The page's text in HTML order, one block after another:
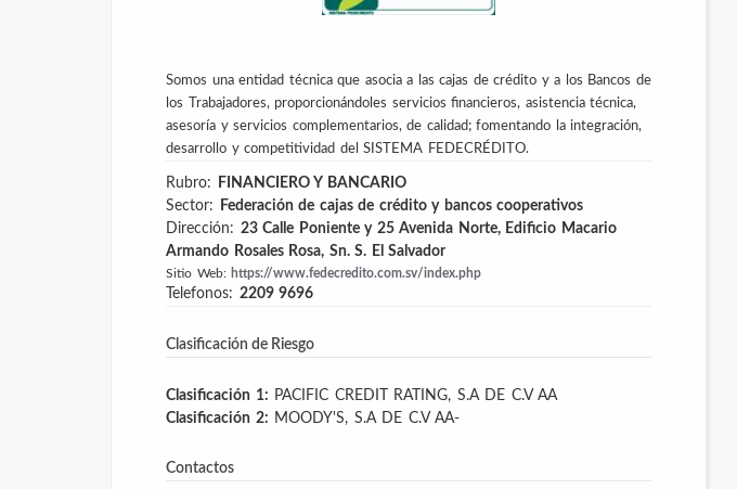
Somos una entidad técnica que asocia a las cajas de crédito y a los Bancos de
los Trabajadores, proporcionándoles servicios financieros, asistencia técnica,
asesoría y servicios complementarios, de calidad; fomentando la integración,
desarrollo y competitividad del SISTEMA FEDECRÉDITO.
Rubro:
FINANCIERO Y BANCARIO
Sector:
Federación de cajas de crédito y bancos cooperativos
Dirección: 23 Calle Poniente y 25 Avenida Norte, Edificio Macario
Armando Rosales Rosa, Sn. S. El Salvador
Sitio Web: https://www.fedecredito.com.sv/index.php
Telefonos: 2209 9696
Clasificación de Riesgo
Clasificación 1: PACIFIC CREDIT RATING, S.A DE C.VAA
Clasificación 2: MOODY'S, S.A DE C.VAA-
Contactos